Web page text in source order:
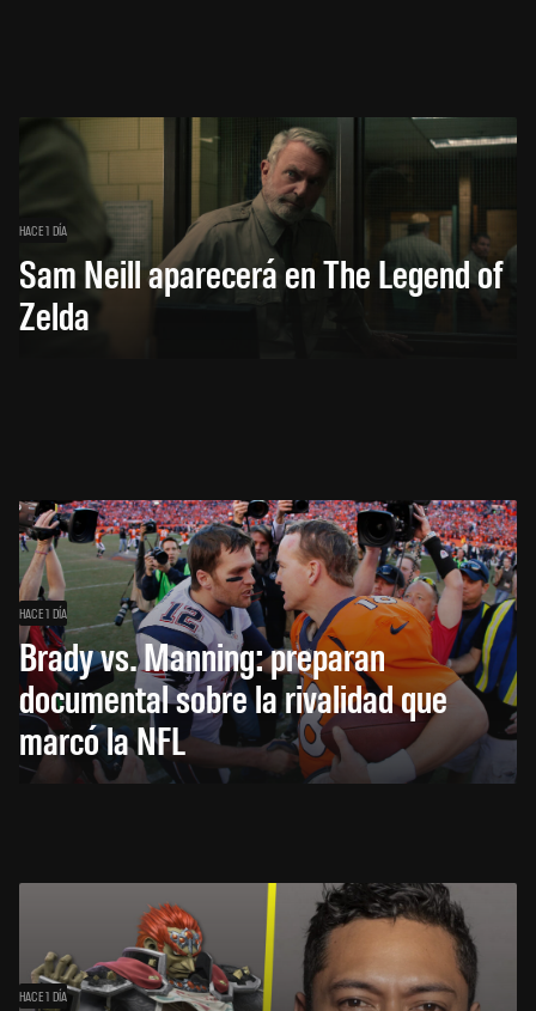
HACE 1 DÍA
Sam Neill aparecerá en The Legend of
Zelda
HACE 1 DÍA
Brady vs. Manning: preparan
documental sobre la rivalidad que
marcó la NFL
HACE 1 DÍA